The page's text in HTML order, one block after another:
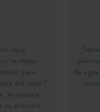
muy
la mejor
para
del color?
la maceta
tu entorno.
de